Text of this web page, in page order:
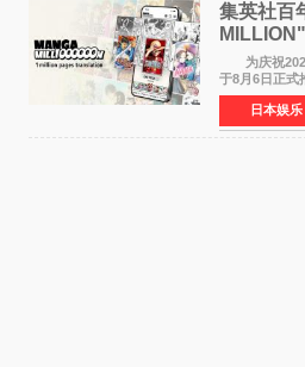
集英社百
援逾百种
为庆祝2026
于8月6日正式
MILLION"，
作品，总量达
全球读者开放
日本娱乐